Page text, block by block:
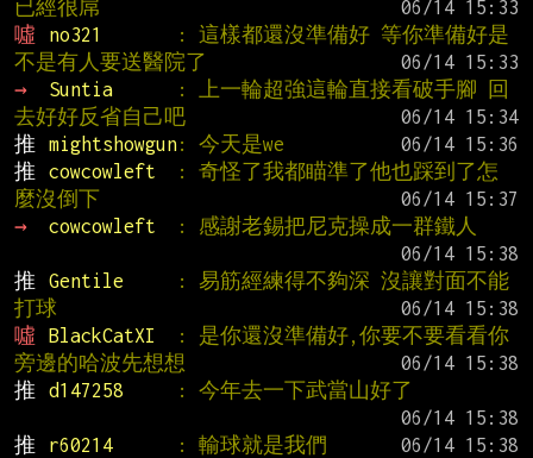
已經很屌
噓
no321
: 這樣都還沒準備好 等你準備好是
不是有人要送醫院了
→
Suntia
: 上一輪超強這輪直接看破手腳 回
去好好反省自己吧
推
mightshowgun: 今天是we
推
cowcowleft
: 奇怪了我都瞄準了他也踩到了怎
麼沒倒下
→
cowcowleft
: 感謝老錫把尼克操成一群鐵人
推
Gentile
: 易筋經練得不夠深 沒讓對面不能
打球
噓
BlackCatXI
: 是你還沒準備好,你要不要看看你
旁邊的哈波先想想
推
d147258
: 今年去一下武當山好了
推
r60214 : 輸球就是我們